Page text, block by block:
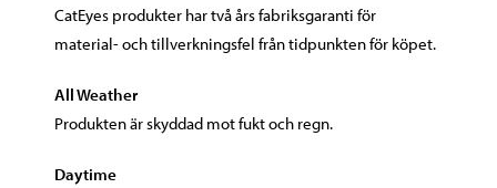
CatEyes produkter har två års fabriksgaranti för
material- och tillverkningsfel från tidpunkten för köpet.
All Weather
Produkten är skyddad mot fukt och regn.
Daytime